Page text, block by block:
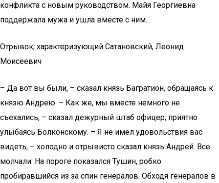
конфликта с новым руководством. Майя Георгиевна
поддержала мужа и ушла вместе с ним.
Отрывок, характеризующий Сатановский, Леонид
Моисеевич
– Да вот вы были, – сказал князь Багратион, обращаясь к
князю Андрею. – Как же, мы вместе немного не
съехались, – сказал дежурный штаб офицер, приятно
улыбаясь Болконскому. – Я не имел удовольствия вас
видеть, – холодно и отрывисто сказал князь Андрей. Все
молчали. На пороге показался Тушин, робко
пробиравшийся из за спин генералов. Обходя генералов в